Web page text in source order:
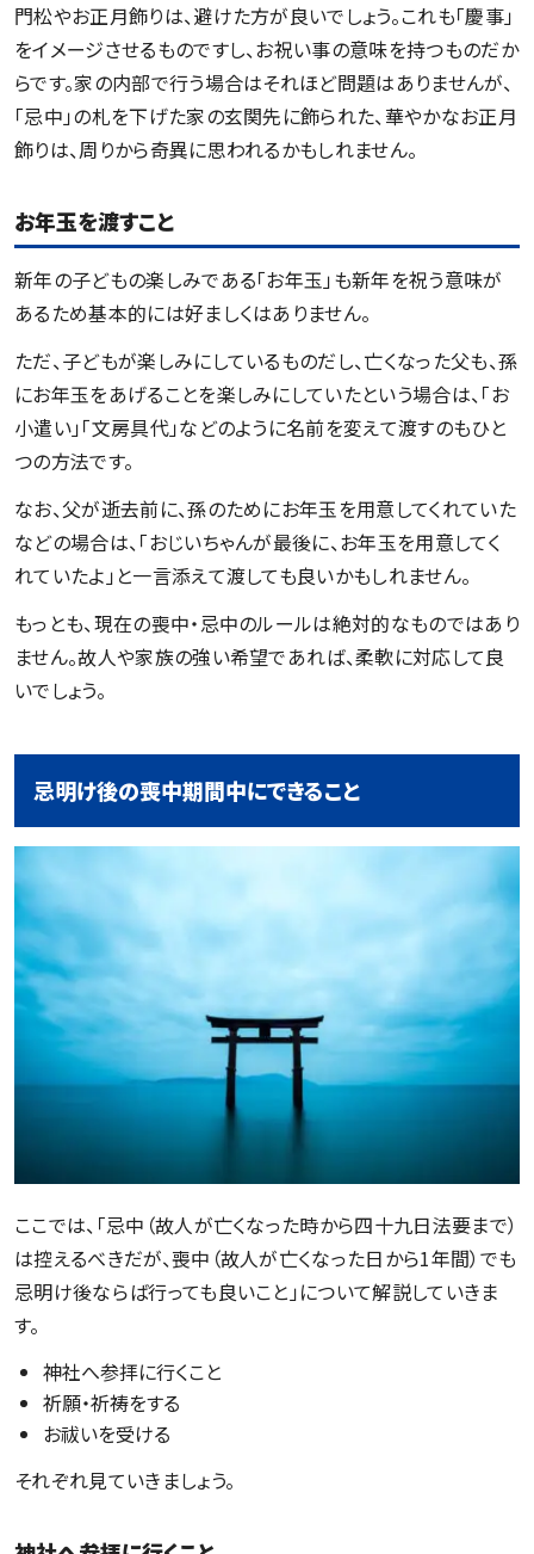
門松やお正月飾りは、避けた方が良いでしょう。これも「慶事」
をイメージさせるものですし、お祝い事の意味を持つものだか
らです。家の内部で行う場合はそれほど問題はありませんが、
「忌中」の札を下げた家の玄関先に飾られた、華やかなお正月
飾りは、周りから奇異に思われるかもしれません。
お年玉を渡すこと
新年の子どもの楽しみである「お年玉」も新年を祝う意味が
あるため基本的には好ましくはありません。
ただ、子どもが楽しみにしているものだし、亡くなった父も、孫
にお年玉をあげることを楽しみにしていたという場合は、「お
小遣い」「文房具代」などのように名前を変えて渡すのもひと
つの方法です。
なお、父が逝去前に、孫のためにお年玉を用意してくれていた
などの場合は、「おじいちゃんが最後に、お年玉を用意してく
れていたよ」と一言添えて渡しても良いかもしれません。
もっとも、現在の喪中・忌中のルールは絶対的なものではあり
ません。故人や家族の強い希望であれば、柔軟に対応して良
いでしょう。
忌明け後の喪中期間中にできること
ここでは、「忌中（故人が亡くなった時から四十九日法要まで）
は控えるべきだが、喪中（故人が亡くなった日から1年間）でも
忌明け後ならば行っても良いこと」について解説していきま
す。
神社へ参拝に行くこと
祈願・祈祷をする
お祓いを受ける
それぞれ見ていきましょう。